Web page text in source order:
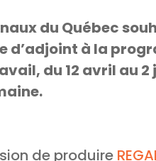
du Québec
d’adjoint à la
du 12 avril au 2
de produire